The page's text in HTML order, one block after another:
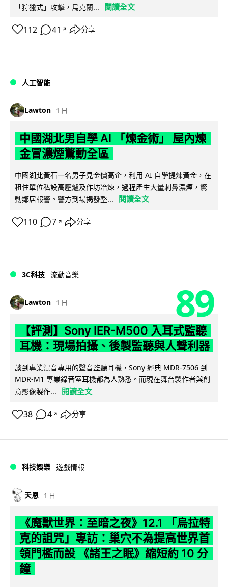
「狩獵式」攻擊，烏克蘭...
閱讀全文
112 41 ↗ 分享
人工智能
Lawton 1 日
中國湖北男自學 AI 「煉金術」 屋內煉
金冒濃煙驚動全區
中國湖北黃石一名男子見金價高企，利用 AI 自學提煉黃金，在
租住單位私設高壓爐及作坊冶煉，過程產生大量刺鼻濃煙，驚
動鄰居報警。警方到場揭發整...
閱讀全文
110 7 ↗ 分享
3C科技 流動音樂
Lawton 1 日 89
【評測】Sony IER-M500 入耳式監聽
耳機：現場拍攝、後製監聽與人聲利器
談到專業混音專用的聲音監聽耳機，Sony 經典 MDR-7506 到
MDR-M1 專業錄音室耳機都為人熟悉。而現在舞台製作者與創
意影像製作...
閱讀全文
38 4 ↗ 分享
科技娛樂 遊戲情報
天恩 1 日
《魔獸世界：至暗之夜》12.1 「烏拉特
克的詛咒」專訪：巢穴不為提高世界首
領門檻而設 《諸王之眠》縮短約 10 分
鐘